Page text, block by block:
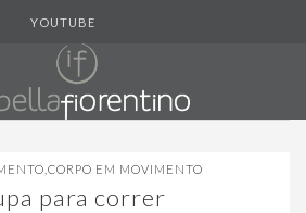
YOUTUBE
CORPO EM MOVIMENTO
para correr